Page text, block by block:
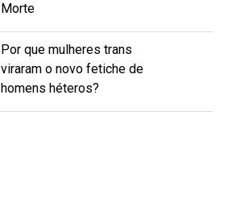
Morte
Por que mulheres trans
viraram o novo fetiche de
homens héteros?